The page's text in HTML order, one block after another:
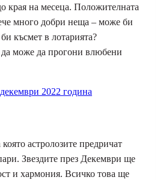
края на месеца. Положителната
много добри неща – може би
късмет в лотарията?
може да прогони влюбени
2022 година
астролозите предричат
Звездите през Декември ще
и хармония. Всичко това ще